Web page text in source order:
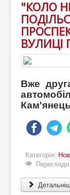
"КОЛО
ВУЛИЦІ
Вже
Категорія: